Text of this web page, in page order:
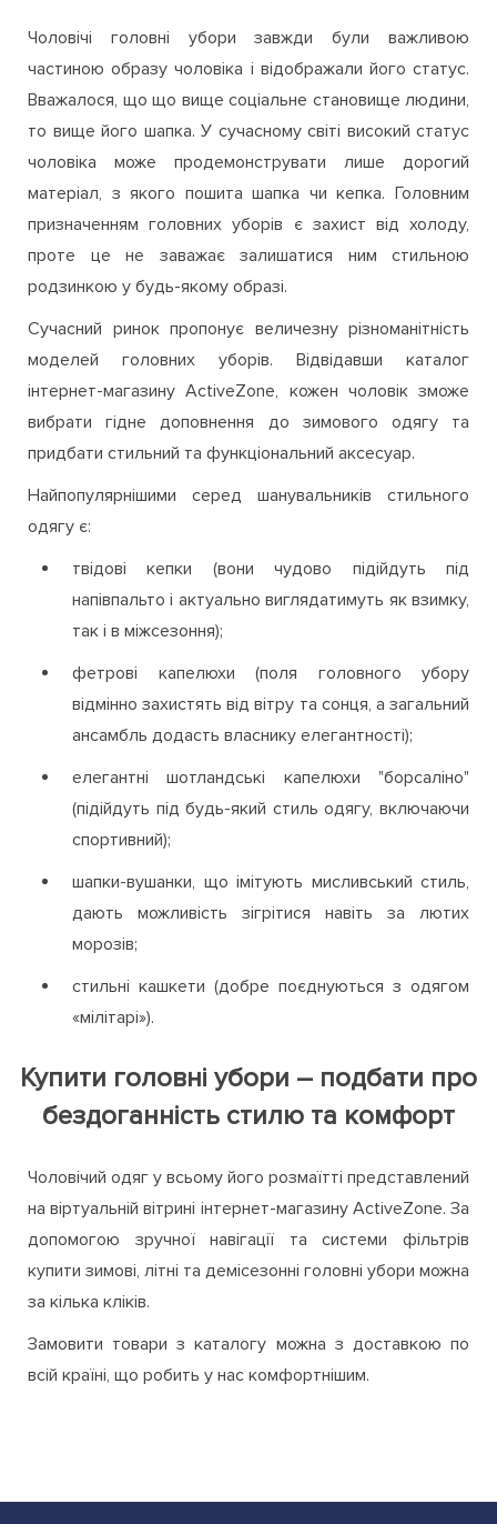
Чоловічі головні убори завжди були важливою
частиною образу чоловіка і відображали його статус.
Вважалося, що що вище соціальне становище людини,
то вище його шапка. У сучасному світі високий статус
чоловіка може продемонструвати лише дорогий
матеріал, з якого пошита шапка чи кепка. Головним
призначенням головних уборів є захист від холоду,
проте це не заважає залишатися ним стильною
родзинкою у будь-якому образі.
Сучасний ринок пропонує величезну різноманітність
моделей головних уборів. Відвідавши каталог
інтернет-магазину ActiveZone, кожен чоловік зможе
вибрати гідне доповнення до зимового одягу та
придбати стильний та функціональний аксесуар.
Найпопулярнішими серед шанувальників стильного
одягу є:
твідові кепки (вони чудово підійдуть під
напівпальто і актуально виглядатимуть як взимку,
так і в міжсезоння);
фетрові капелюхи (поля головного убору
відмінно захистять від вітру та сонця, а загальний
ансамбль додасть власнику елегантності);
елегантні шотландські капелюхи "борсаліно"
(підійдуть під будь-який стиль одягу, включаючи
спортивний);
шапки-вушанки, що імітують мисливський стиль,
дають можливість зігрітися навіть за лютих
морозів;
стильні кашкети (добре поєднуються з одягом
«мілітарі»).
Купити головні убори – подбати про
бездоганність стилю та комфорт
Чоловічий одяг у всьому його розмаїтті представлений
на віртуальній вітрині інтернет-магазину ActiveZone. За
допомогою зручної навігації та системи фільтрів
купити зимові, літні та демісезонні головні убори можна
за кілька кліків.
Замовити товари з каталогу можна з доставкою по
всій країні, що робить у нас комфортнішим.